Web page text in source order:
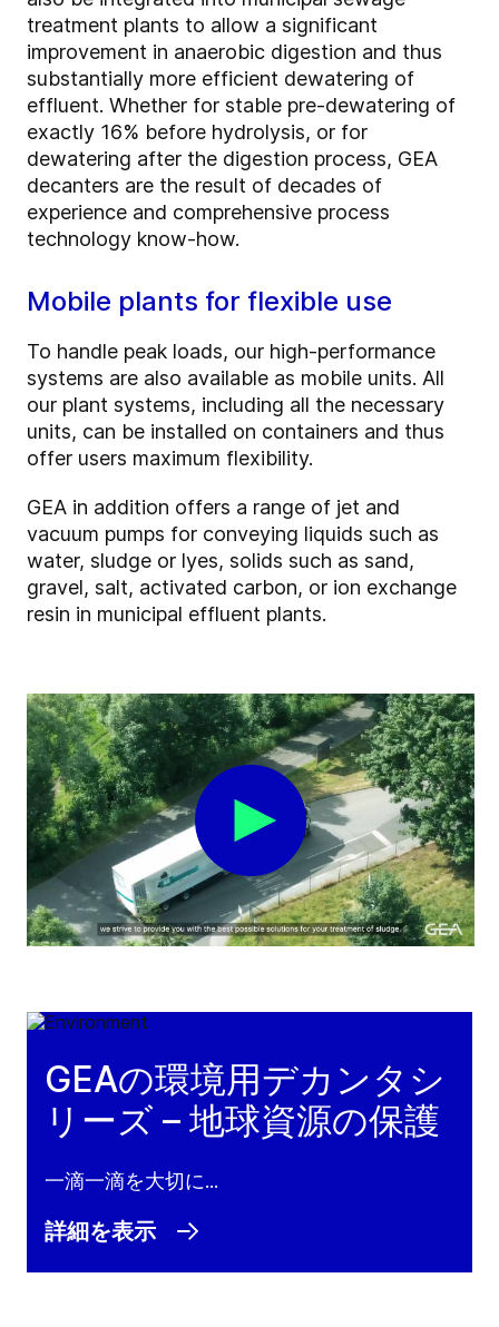
treatment plants to allow a significant
improvement in anaerobic digestion and thus
substantially more efficient dewatering of
effluent. Whether for stable pre-dewatering of
exactly 16% before hydrolysis, or for
dewatering after the digestion process, GEA
decanters are the result of decades of
experience and comprehensive process
technology know-how.
Mobile plants for flexible use
To handle peak loads, our high-performance
systems are also available as mobile units. All
our plant systems, including all the necessary
units, can be installed on containers and thus
offer users maximum flexibility.
GEA in addition offers a range of jet and
vacuum pumps for conveying liquids such as
water, sludge or lyes, solids such as sand,
gravel, salt, activated carbon, or ion exchange
resin in municipal effluent plants.
GEAの環境用デカンタシ
リーズ – 地球資源の保護
一滴一滴を大切に...
詳細を表示